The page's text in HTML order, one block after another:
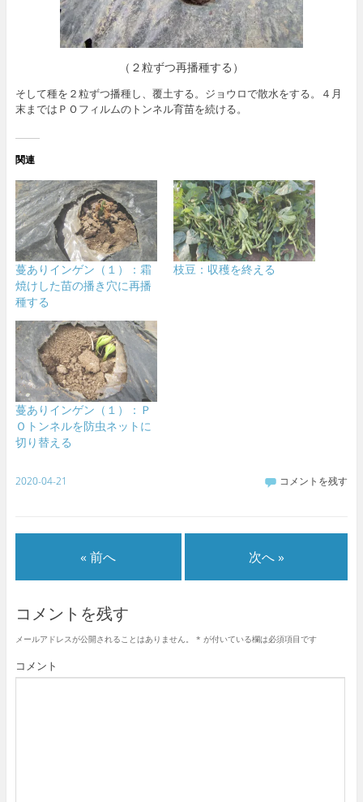
（２粒ずつ再播種する）
そして種を２粒ずつ播種し、覆土する。ジョウロで散水をする。４月
末まではＰＯフィルムのトンネル育苗を続ける。
関連
蔓ありインゲン（１）：霜
焼けした苗の播き穴に再播
種する
枝豆：収穫を終える
蔓ありインゲン（１）：Ｐ
Ｏトンネルを防虫ネットに
切り替える
2020-04-21 コメントを残す
« 前へ 次へ »
コメントを残す
メールアドレスが公開されることはありません。 * が付いている欄は必須項目です
コメント